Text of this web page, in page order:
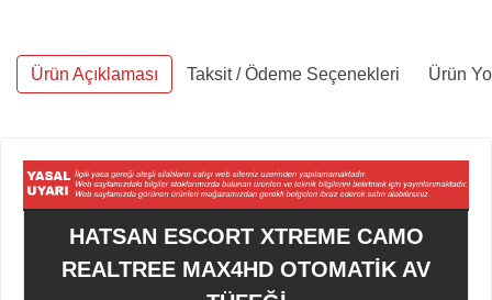
Ürün Açıklaması Taksit / Ödeme Seçenekleri Ürün
HATSAN ESCORT XTREME CAMO
REALTREE MAX4HD OTOMATİK AV